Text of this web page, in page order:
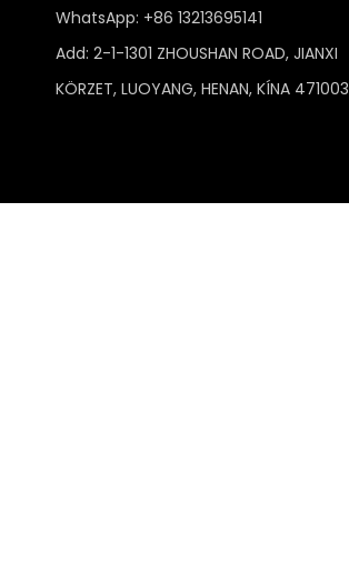
WhatsApp: +86 13213695141
Add: 2-1-1301 ZHOUSHAN ROAD, JIANXI
KÖRZET, LUOYANG, HENAN, KÍNA 471003